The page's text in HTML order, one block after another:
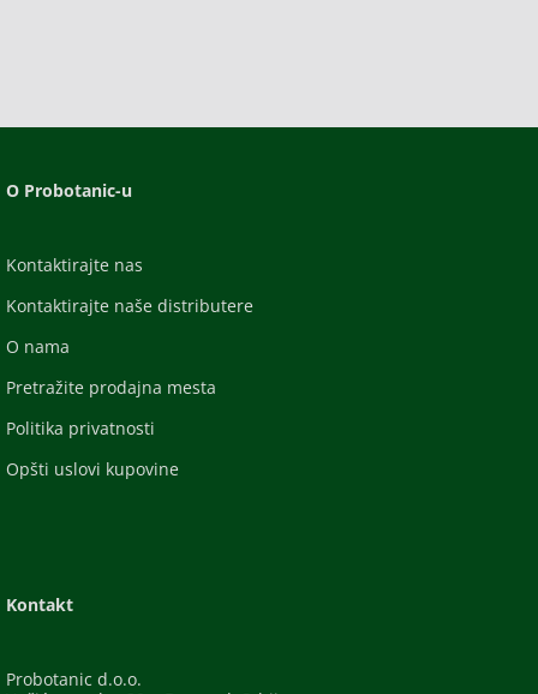
O Probotanic-u
Kontaktirajte nas
Kontaktirajte naše distributere
O nama
Pretražite prodajna mesta
Politika privatnosti
Opšti uslovi kupovine
Kontakt
Probotanic d.o.o.